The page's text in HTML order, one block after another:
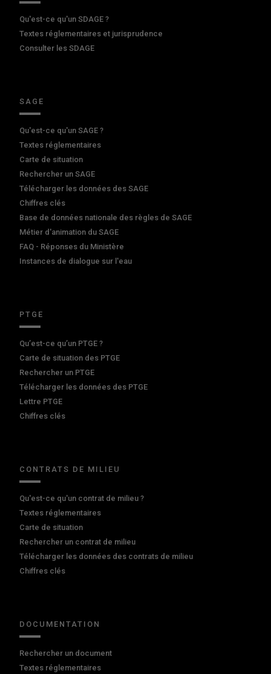
Qu'est-ce qu'un SDAGE ?
Textes réglementaires et jurisprudence
Consulter les SDAGE
SAGE
Qu'est-ce qu'un SAGE ?
Textes réglementaires
Carte de situation
Rechercher un SAGE
Télécharger les données des SAGE
Chiffres clés
Base de données nationale des règles de SAGE
Métier d'animation du SAGE
FAQ - Réponses du Ministère
Instances de dialogue sur l'eau
PTGE
Qu’est-ce qu’un PTGE ?
Carte de situation des PTGE
Rechercher un PTGE
Télécharger les données des PTGE
Lettre PTGE
Chiffres clés
CONTRATS DE MILIEU
Qu'est-ce qu'un contrat de milieu ?
Textes réglementaires
Carte de situation
Rechercher un contrat de milieu
Télécharger les données des contrats de milieu
Chiffres clés
DOCUMENTATION
Rechercher un document
Textes réglementaires